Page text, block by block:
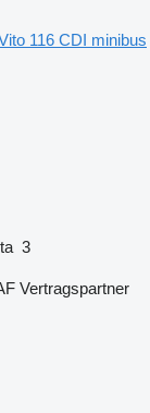
116 CDI minibus
3
Vertragspartner